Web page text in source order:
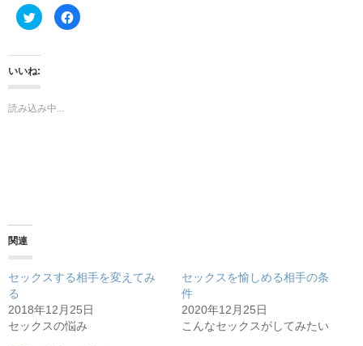
ク
リ
し
T
w
i
t
き
ま
)
F
a
し
い
ィ
ン
ド
ウ
いいね:
読み込み中...
関連
セックスする相手を変えてみ
る
2018年12月25日
セックスの悩み
セックスを愉しめる相手の条
件
2020年12月25日
こんなセックスがしてみたい